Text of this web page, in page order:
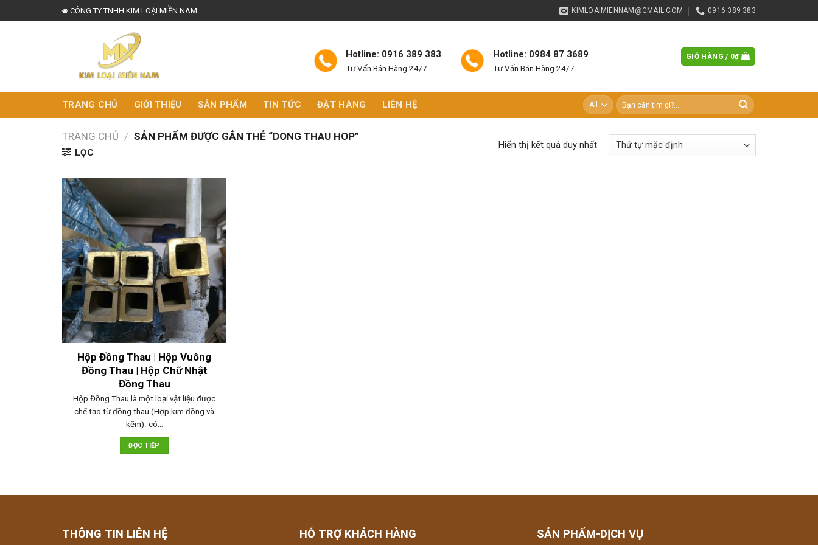
to
CÔNG TY TNHH KIM LOẠI MIỀN NAM KIMLOAIMIENNAM@GMAIL.COM 0916 389 383
Hotline: 0916 389 383
Tư Vấn Bán Hàng 24/7
Hotline: 0984 87 3689
Tư Vấn Bán Hàng 24/7
GIỎ HÀNG / 0₫
TRANG CHỦ GIỚI THIỆU SẢN PHẨM TIN TỨC ĐẶT HÀNG LIÊN HỆ
Tìm
kiếm:
TRANG CHỦ / SẢN PHẨM ĐƯỢC GẮN THẺ “DONG THAU HOP”
LỌC
Hiển thị kết quả duy nhất
Hộp Đồng Thau | Hộp Vuông
Đồng Thau | Hộp Chữ Nhật
Đồng Thau
Hộp Đồng Thau là một loại vật liệu được
chế tạo từ đồng thau (Hợp kim đồng và
kẽm). có…
ĐỌC TIẾP
THÔNG TIN LIÊN HỆ HỖ TRỢ KHÁCH HÀNG SẢN PHẨM-DỊCH VỤ